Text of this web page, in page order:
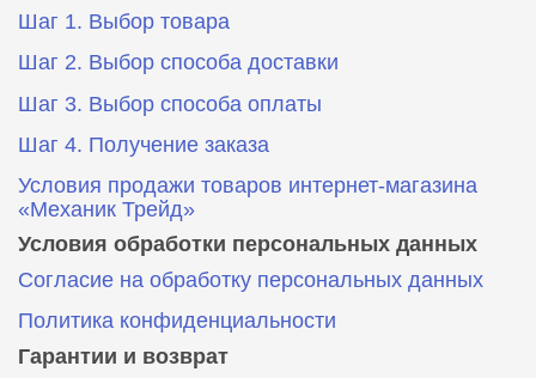
Шаг 1. Выбор товара
Шаг 2. Выбор способа доставки
Шаг 3. Выбор способа оплаты
Шаг 4. Получение заказа
Условия продажи товаров интернет-магазина
«Механик Трейд»
Условия обработки персональных данных
Согласие на обработку персональных данных
Политика конфиденциальности
Гарантии и возврат